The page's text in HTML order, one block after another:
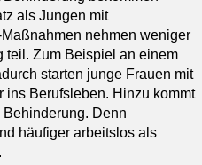
als Jungen mit
nehmen weniger
teil. Zum Beispiel an einem
starten junge Frauen mit
ins Berufsleben. Hinzu kommt
Behinderung. Denn
häufiger arbeitslos als